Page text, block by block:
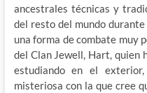
ancestrales técnicas y
del resto del mundo
una forma de combate muy
del Clan Jewell, Hart, quien
estudiando en el
misteriosa con la que cree